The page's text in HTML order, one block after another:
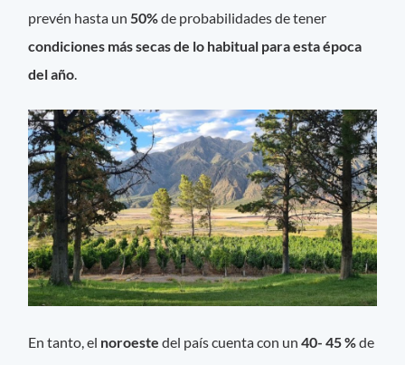
prevén hasta un50%de probabilidades de tener
condiciones más secas de lo habitual para esta época
del año.
En tanto, el noroeste del país cuenta con un40- 45 %de